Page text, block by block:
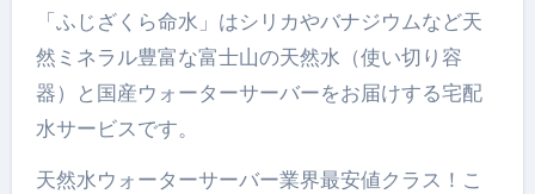
「ふじざくら命水」はシリカやバナジウムなど天
然ミネラル豊富な富士山の天然水（使い切り容
器）と国産ウォーターサーバーをお届けする宅配
水サービスです。
天然水ウォーターサーバー業界最安値クラス！こ